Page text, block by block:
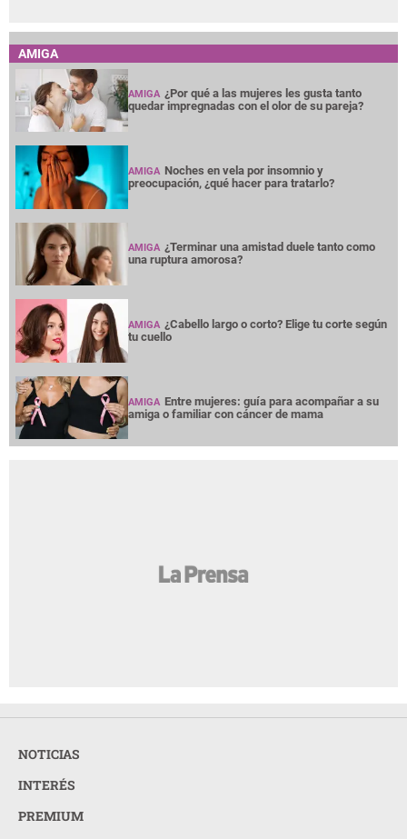
AMIGA
AMIGA ¿Por qué a las mujeres les gusta tanto
quedar impregnadas con el olor de su pareja?
AMIGA Noches en vela por insomnio y
preocupación, ¿qué hacer para tratarlo?
AMIGA ¿Terminar una amistad duele tanto como
una ruptura amorosa?
AMIGA ¿Cabello largo o corto? Elige tu corte según
tu cuello
AMIGA Entre mujeres: guía para acompañar a su
amiga o familiar con cáncer de mama
NOTICIAS
INTERÉS
PREMIUM